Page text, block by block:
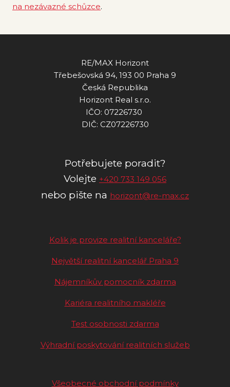
na nezávazné schůzce.
RE/MAX Horizont
Třebešovská 94, 193 00 Praha 9
Česká Republika
Horizont Real s.r.o.
IČO: 07226730
DIČ: CZ07226730
Potřebujete poradit?
Volejte +420 733 149 056
nebo pište na horizont@re-max.cz
Kolik je provize realitní kanceláře?
Největší realitní kancelář Praha 9
Nájemníkův pomocník zdarma
Kariéra realitního makléře
Test osobnosti zdarma
Výhradní poskytování realitních služeb
Všeobecné obchodní podmínky